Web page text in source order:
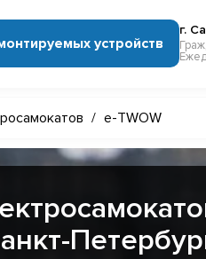
устройств
г.
/ e-TWOW